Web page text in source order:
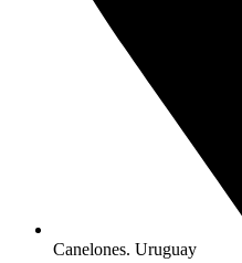
Canelones. Uruguay